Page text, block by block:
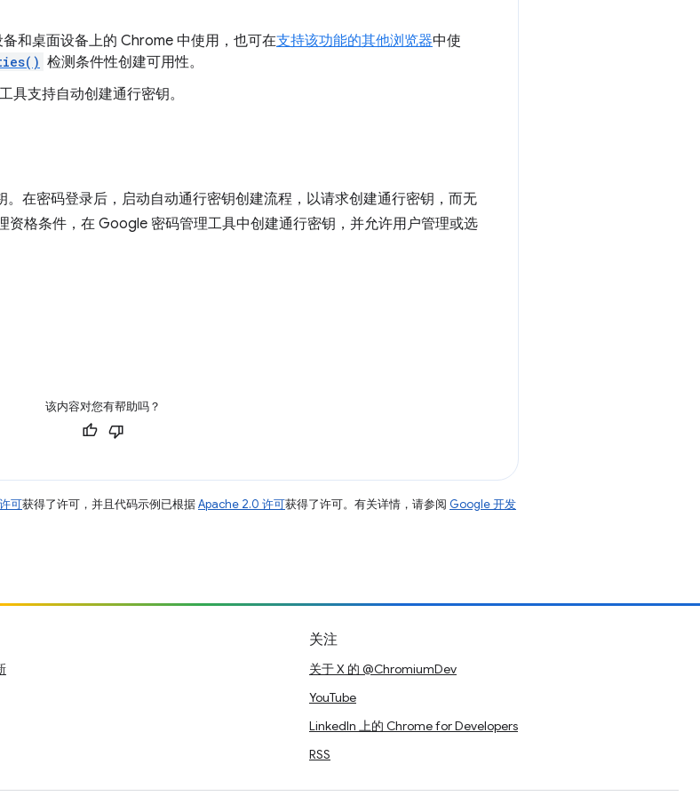
和桌面设备上的 Chrome 中使用，也可在支持该功能的其他浏览器中使
检测条件性创建可用性。
支持自动创建通行密钥。
在密码登录后，启动自动通行密钥创建流程，以请求创建通行密钥，而无
格条件，在 Google 密码管理工具中创建通行密钥，并允许用户管理或选
该内容对您有帮助吗？
可获得了许可，并且代码示例已根据Apache 2.0 许可获得了许可。有关详情，请参阅 Google 开发
关注
关于 X 的 @ChromiumDev
YouTube
LinkedIn 上的 Chrome for Developers
RSS